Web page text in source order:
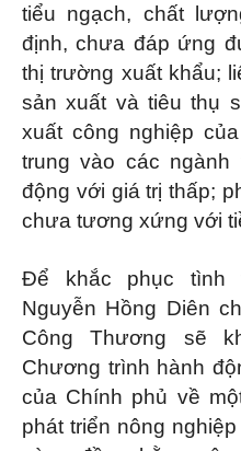
tiểu ngạch, chất
định, chưa đáp ứng
thị trường xuất khẩu;
sản xuất và tiêu thụ
xuất công nghiệp
trung vào các ngành
động với giá trị thấp;
chưa tương xứng với
Để khắc phục tình
Nguyễn Hồng Diên
Công Thương sẽ
Chương trình hành
của Chính phủ về
phát triển nông